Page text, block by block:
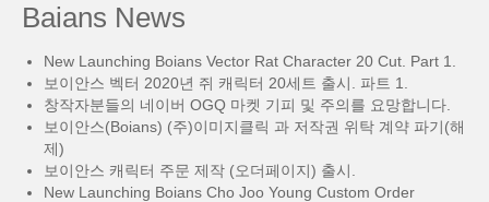
Baians News
New Launching Boians Vector Rat Character 20 Cut. Part 1.
보이안스 벡터 2020년 쥐 캐릭터 20세트 출시. 파트 1.
창작자분들의 네이버 OGQ 마켓 기피 및 주의를 요망합니다.
보이안스(Boians) (주)이미지클릭 과 저작권 위탁 계약 파기(해
제)
보이안스 캐릭터 주문 제작 (오더페이지) 출시.
New Launching Boians Cho Joo Young Custom Order